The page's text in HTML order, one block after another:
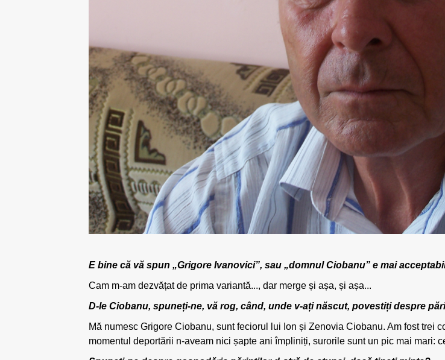
E bine că vă spun „Grigore Ivanovici”, sau „domnul Ciobanu” e mai
Cam m-am dezvățat de prima variantă..., dar merge și așa, și așa...
D-le Ciobanu, spuneți-ne, vă rog, când, unde v-ați născut, povestiți despre
Mă numesc Grigore Ciobanu, sunt feciorul lui Ion și Zenovia Ciobanu. Am fost trei
momentul deportării n-aveam nici șapte ani împliniți, surorile sunt un pic mai mari: